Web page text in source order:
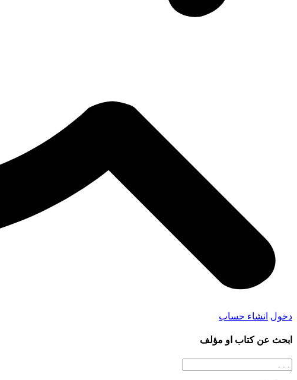
دخول انشاء حساب
ابحث عن كتاب او مؤلف